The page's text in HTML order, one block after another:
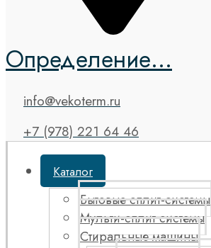
Определение...
info@vekoterm.ru
+7 (978) 221 64 46
Каталог
Бытовые сплит-системы
Мульти-сплит системы
Стиральные машины